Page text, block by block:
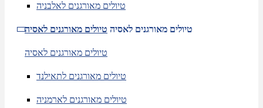
טיולים מאורגנים לאלבניה
טיולים מאורגנים לאסיה טיולים מאורגנים לאסיה
טיולים מאורגנים לאסיה
טיולים מאורגנים לתאילנד
טיולים מאורגנים לארמניה